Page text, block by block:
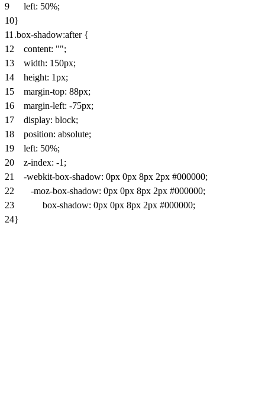
9
10
11
12
13
14
15
16
17
18
19
20
21
22
23
24
left: 50%;
}
.box-shadow:after {
content: "";
width: 150px;
height: 1px;
margin-top: 88px;
margin-left: -75px;
display: block;
position: absolute;
left: 50%;
z-index: -1 ;
-webkit-box-shadow: 0px 0px 8px 2px #000000;
-moz-box-shadow: 0px 0px 8px 2px #000000;
box-shadow: 0px 0px 8px 2px #000000;
}